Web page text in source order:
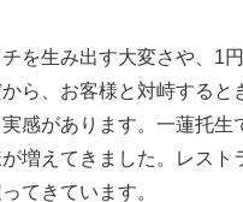
を生み出す大変さや、1
から、お客様と対峙すると
感があります。一蓮托生
増えてきました。レスト
てきています。